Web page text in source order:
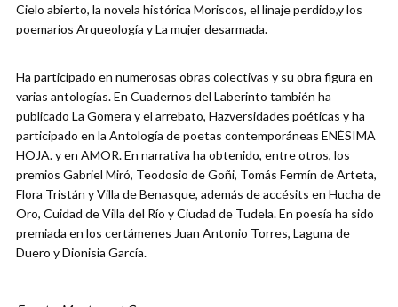
Cielo abierto, la novela histórica Moriscos, el linaje perdido,y los
poemarios Arqueología y La mujer desarmada.
Ha participado en numerosas obras colectivas y su obra figura en
varias antologías. En Cuadernos del Laberinto también ha
publicado La Gomera y el arrebato, Hazversidades poéticas y ha
participado en la Antología de poetas contemporáneas ENÉSIMA
HOJA. y en AMOR. En narrativa ha obtenido, entre otros, los
premios Gabriel Miró, Teodosio de Goñi, Tomás Fermín de Arteta,
Flora Tristán y Villa de Benasque, además de accésits en Hucha de
Oro, Cuidad de Villa del Río y Ciudad de Tudela. En poesía ha sido
premiada en los certámenes Juan Antonio Torres, Laguna de
Duero y Dionisia García.